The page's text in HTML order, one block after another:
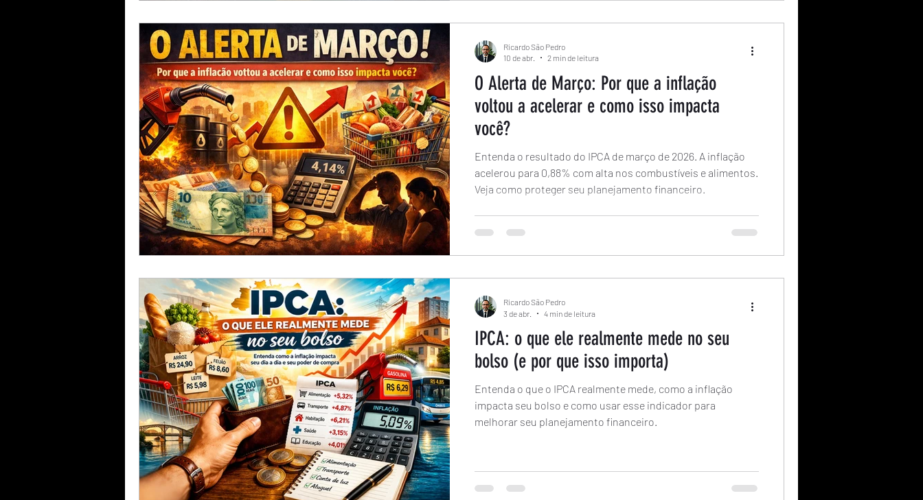
O Alerta de Março: Por que a inflação
voltou a acelerar e como isso impacta
você?
Entenda o resultado do IPCA de março de 2026. A inflação
acelerou para 0,88% com alta nos combustíveis e alimentos.
Veja como proteger seu planejamento financeiro.
Ricardo São Pedro
10 de abr.
2 min de leitura
IPCA: o que ele realmente mede no seu
bolso (e por que isso importa)
Entenda o que o IPCA realmente mede, como a inflação
impacta seu bolso e como usar esse indicador para
melhorar seu planejamento financeiro.
Ricardo São Pedro
3 de abr.
4 min de leitura